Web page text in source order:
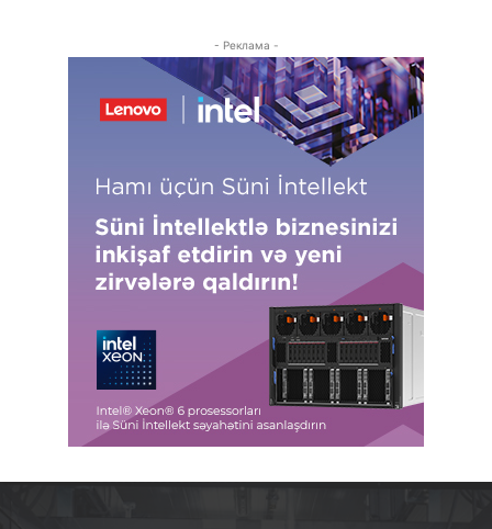
- Реклама -